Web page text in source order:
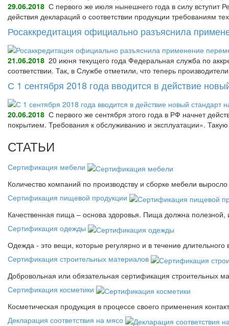
29.06.2018 С первого же июля нынешнего года в силу вступит
действия деклараций о соответствии продукции требованиям
Росаккредитация официально разъяснила
21.06.2018 20 июня текущего года Федеральная служба по
соответствии. Так, в Службе отметили, что теперь
С 1 сентября 2018 года вводится в действие
20.06.2018 С первого же сентября этого года в РФ начнет
покрытием. Требования к обслуживанию и эксплуатации».
СТАТЬИ
Сертификация мебели
Количество компаний по производству и сборке мебели
Сертификация пищевой продукции
Качественная пища – основа здоровья. Пища должна
Сертификация одежды
Одежда - это вещи, которые регулярно и в течение
Сертификация строительных материалов
Добровольная или обязательная сертификация строительных
Сертификация косметики
Косметическая продукция в процессе своего применения
Декларация соответствия на мясо